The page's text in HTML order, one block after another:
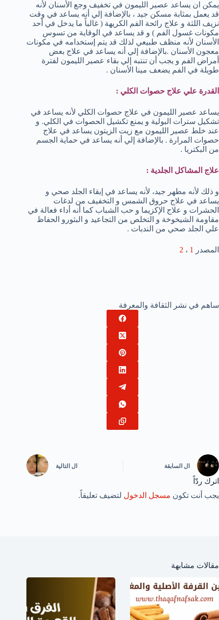
يمكن ان يساعد عصير الليمون في تخفيف وجع الأسنان لأنه
قد يعمل بمثابة مسكن جيد ، بالإضافة إلي أنه يساعد في وقت
نزيف اللثة و علاج رائحة الفم الكريهة ( غالباً ما يدخل في أحد
مكونات غسول الفم ) و قد يساعد في الوقاية من تسوس
الأسنان لأنه منظف طبيعي لذلك قد يتم إستخدامه في مكونات
معجون الأسنان .بالإضافة إلي أنه يساعد في علاج بعض
أمراض الفم و يجب أن تنتبه إلي بقاء عصير الليمون لفترة
طويلة في الفم يضعف مينا الأسنان .
القدرة علي علاج حصوات الكلي :
يساعد عصير الليمون في علاج حصوات الكلي لأنه يساعد في
تشكيل سترات البولية و يمنع تكشيل الحصوات في الكلي. و
عند خلط عصير الليمون مع زيت الزيتون يساعد في علاج
حصوات المرارة . بالإضافة إلي أنه يساعد في حماية الجسم
من البكتريا .
علاج المشاكل الجلدية :
و ذلك لأنه مطهر جيد، لأنه يساعد في إبقاء الجلد صحي و
يساعد في علاج حروق الشمس و التخفيف من لدغات
الحشرات و علاج الإكزيما و حب الشباب كما أنه أداء فعالة في
مقاومة الشيخوخة و التخلص من التجاعيد و البثورو الحفاظ
علي الجلد صحي من الندبات .
المصدر 1 ، 2
ساهم في نشر الثقافة والمعرفة
ال السابقة ال التالية
اترك ردّاً
يجب أنت تكون مسجل الدخول لتضيف تعليقاً.
مقالات مشابهة